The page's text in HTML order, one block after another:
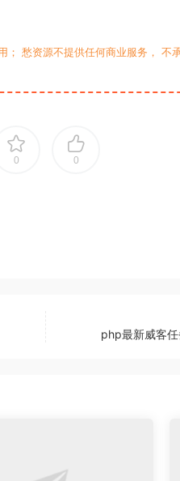
愁资源不提供任何商业服务， 不
0 0
php最新威客